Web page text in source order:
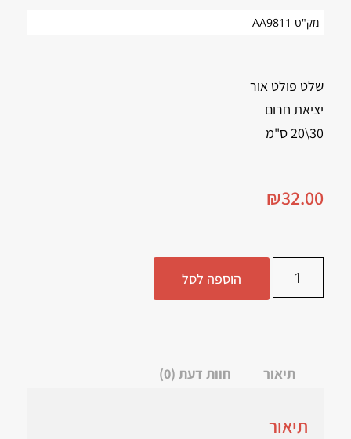
מק"ט AA9811
שלט פולט אור
יציאת חרום
30\20 ס"מ
₪32.00
הוספה לסל
תיאור חוות דעת (0)
תיאור